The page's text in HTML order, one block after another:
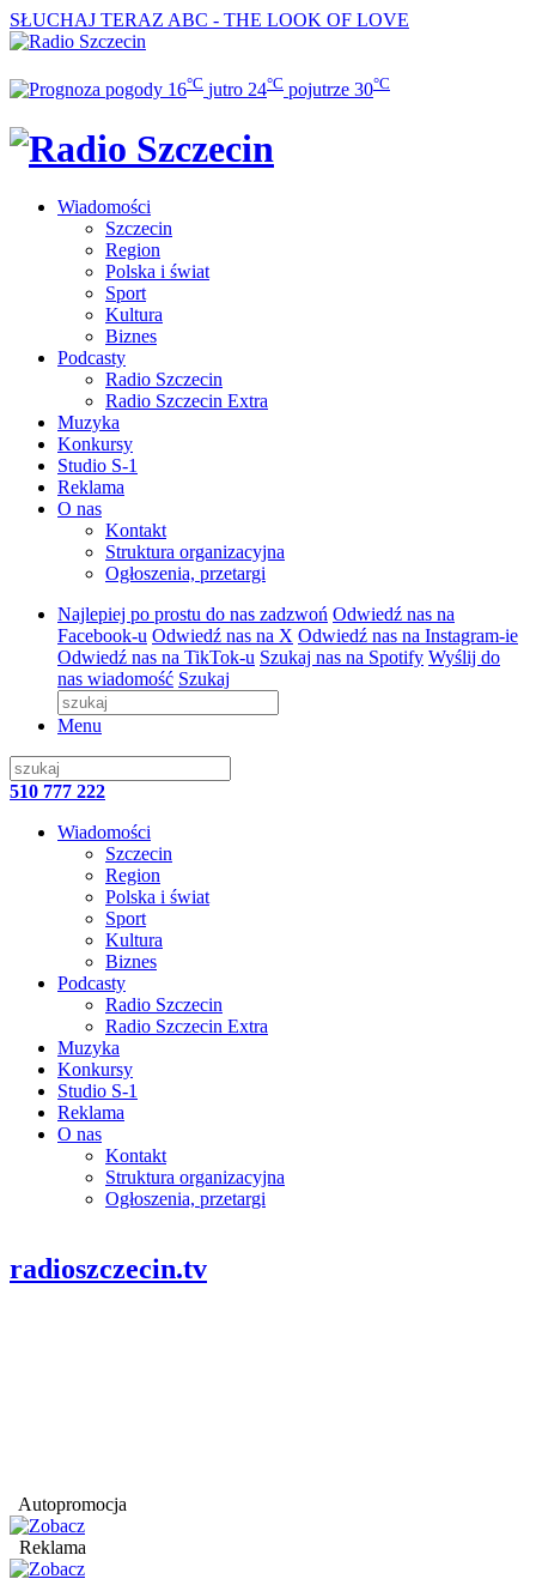
SŁUCHAJ TERAZ ABC - THE LOOK OF LOVE
16°C jutro 24°C pojutrze 30°C
Wiadomości
Szczecin
Region
Polska i świat
Sport
Kultura
Biznes
Podcasty
Radio Szczecin
Radio Szczecin Extra
Muzyka
Konkursy
Studio S-1
Reklama
O nas
Kontakt
Struktura organizacyjna
Ogłoszenia, przetargi
Najlepiej po prostu do nas zadzwoń Odwiedź nas na
Facebook-u Odwiedź nas na X Odwiedź nas na Instagram-ie
Odwiedź nas na TikTok-u Szukaj nas na Spotify Wyślij do
nas wiadomość Szukaj
Menu
510 777 222
Wiadomości
Szczecin
Region
Polska i świat
Sport
Kultura
Biznes
Podcasty
Radio Szczecin
Radio Szczecin Extra
Muzyka
Konkursy
Studio S-1
Reklama
O nas
Kontakt
Struktura organizacyjna
Ogłoszenia, przetargi
radioszczecin.tv
Autopromocja
Reklama